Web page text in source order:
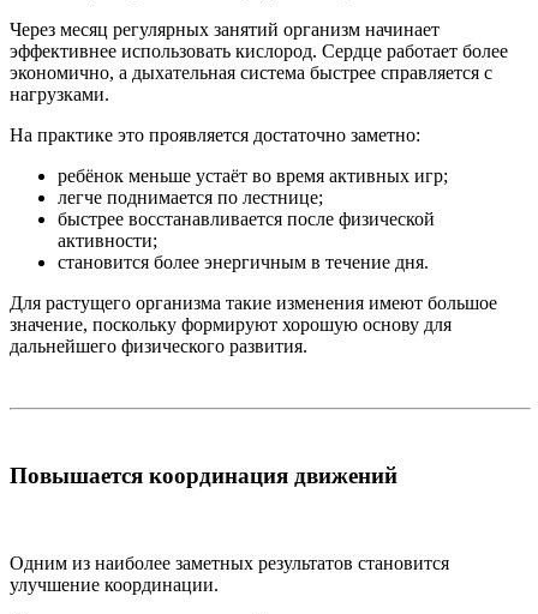
Через месяц регулярных занятий организм начинает
эффективнее использовать кислород. Сердце работает более
экономично, а дыхательная система быстрее справляется с
нагрузками.
На практике это проявляется достаточно заметно:
ребёнок меньше устаёт во время активных игр;
легче поднимается по лестнице;
быстрее восстанавливается после физической
активности;
становится более энергичным в течение дня.
Для растущего организма такие изменения имеют большое
значение, поскольку формируют хорошую основу для
дальнейшего физического развития.
Повышается координация движений
Одним из наиболее заметных результатов становится
улучшение координации.